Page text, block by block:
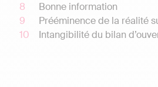
Bonne information
Prééminence de la réalité
Intangibilité du bilan